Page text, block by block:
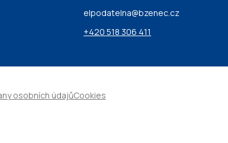
elpodatelna@bzenec.cz
+420 518 306 411
osobních údajůCookies